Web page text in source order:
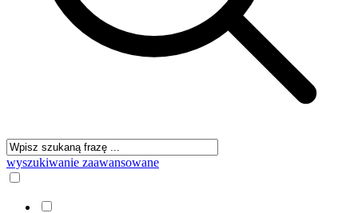
wyszukiwanie zaawansowane